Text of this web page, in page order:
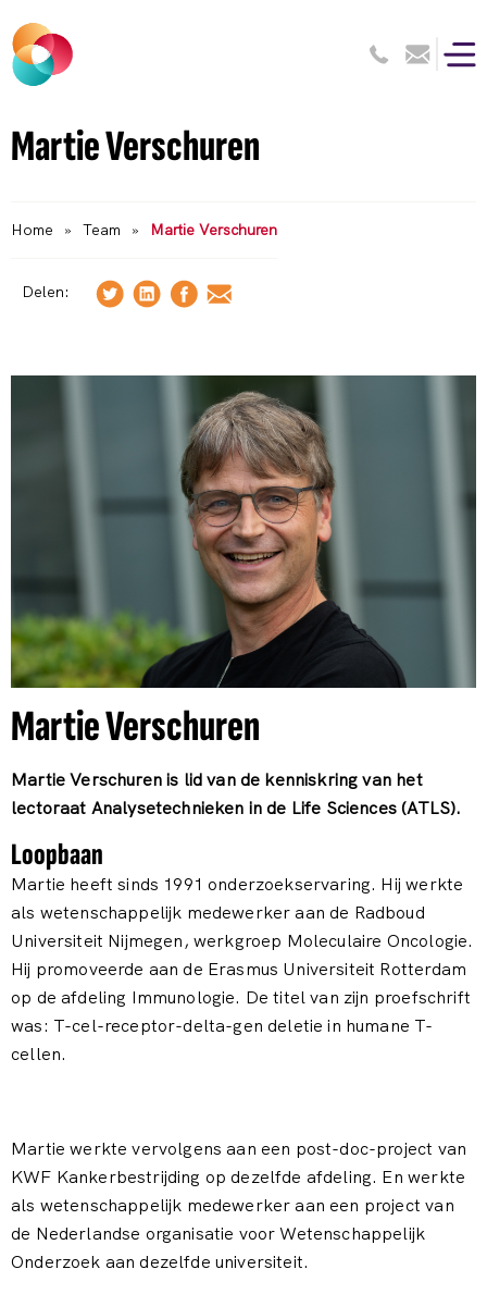
Martie Verschuren
Home » Team » Martie Verschuren
Delen:
Martie Verschuren
Martie Verschuren is lid van de kenniskring van het
lectoraat Analysetechnieken in de Life Sciences (ATLS).
Loopbaan
Martie heeft sinds 1991 onderzoekservaring. Hij werkte
als wetenschappelijk medewerker aan de Radboud
Universiteit Nijmegen, werkgroep Moleculaire Oncologie.
Hij promoveerde aan de Erasmus Universiteit Rotterdam
op de afdeling Immunologie. De titel van zijn proefschrift
was: T-cel-receptor-delta-gen deletie in humane T-
cellen.
Martie werkte vervolgens aan een post-doc-project van
KWF Kankerbestrijding op dezelfde afdeling. En werkte
als wetenschappelijk medewerker aan een project van
de Nederlandse organisatie voor Wetenschappelijk
Onderzoek aan dezelfde universiteit.